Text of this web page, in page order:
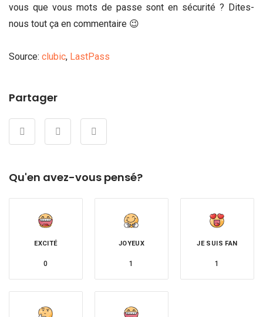
vous que vous mots de passe sont en sécurité ? Dites-
nous tout ça en commentaire 😉
Source: clubic, LastPass
Partager
Qu'en avez-vous pensé?
EXCITÉ
0
JOYEUX
1
JE SUIS FAN
1